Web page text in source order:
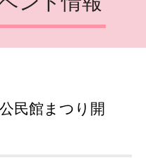
民館まつり開